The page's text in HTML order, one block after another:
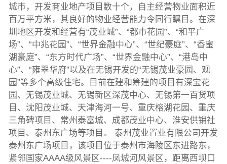
城市，开发商业地产项目数十个，自主经营物业面积近
百万平方米，其良好的物业经营能力令同行瞩目。在深
圳地区开发和经营有“茂业城”、“都市花园”、“和平广
场”、“中兆花园”、“世界金融中心”、“世纪豪庭”、“香蜜
湖豪庭”、“东方时代广场”、“世界金融中心”、“港岛中
心”、“雍翠华府”以及在无锡开发的“无锡茂业豪园、观
园”等多个高级住宅。目前在建和筹建的项目有深宝花
园、无锡茂业城、无锡新区深茂中心、无锡第一百货项
目、沈阳茂业城、天津海河一号、重庆榕湖花园、重庆
三角碑项目、常州泰富城、成都茂业中心、淮安供销社
项目、泰州东广场等项目。 泰州茂业置业有限公司开发
泰州东广场项目，该项目位于泰州市海陵区东进路东，
紧邻国家AAAA级风景区----凤城河风景区，距离西坝口